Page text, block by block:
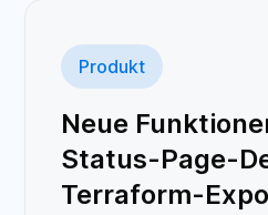
Produkt
Neue
Status-Page-
Terraform-